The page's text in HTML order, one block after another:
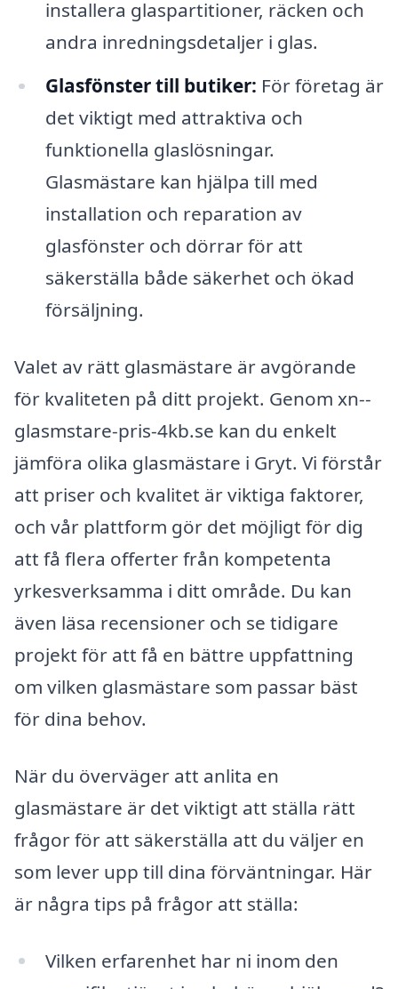
installera glaspartitioner, räcken och
andra inredningsdetaljer i glas.
Glasfönster till butiker: För företag är
det viktigt med attraktiva och
funktionella glaslösningar.
Glasmästare kan hjälpa till med
installation och reparation av
glasfönster och dörrar för att
säkerställa både säkerhet och ökad
försäljning.
Valet av rätt glasmästare är avgörande
för kvaliteten på ditt projekt. Genom xn--
glasmstare-pris-4kb.se kan du enkelt
jämföra olika glasmästare i Gryt. Vi förstår
att priser och kvalitet är viktiga faktorer,
och vår plattform gör det möjligt för dig
att få flera offerter från kompetenta
yrkesverksamma i ditt område. Du kan
även läsa recensioner och se tidigare
projekt för att få en bättre uppfattning
om vilken glasmästare som passar bäst
för dina behov.
När du överväger att anlita en
glasmästare är det viktigt att ställa rätt
frågor för att säkerställa att du väljer en
som lever upp till dina förväntningar. Här
är några tips på frågor att ställa:
Vilken erfarenhet har ni inom den